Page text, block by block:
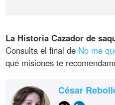
La Historia Cazador de
Consulta el final de No me
qué misiones te
César